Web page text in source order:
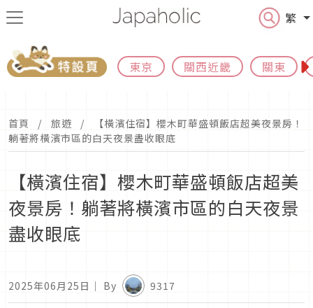
繁
東京 關西近畿 關東
首頁 旅遊
【橫濱住宿】櫻木町華盛頓飯店超美夜景房！
躺著將橫濱市區的白天夜景盡收眼底
【橫濱住宿】櫻木町華盛頓飯店超美
夜景房！躺著將橫濱市區的白天夜景
盡收眼底
2025年06月25日 ｜ By 9317